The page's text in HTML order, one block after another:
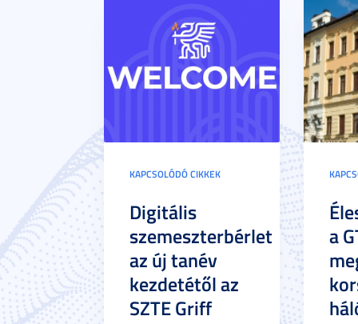
KAPCSOLÓDÓ CIKKEK
Digitális
szemeszterbérlet
az új tanév
kezdetétől az
SZTE Griff
a